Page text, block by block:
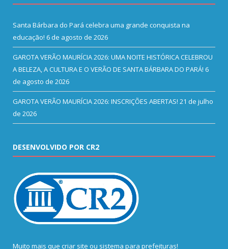
Santa Bárbara do Pará celebra uma grande conquista na
educação! 6 de agosto de 2026
GAROTA VERÃO MAURÍCIA 2026: UMA NOITE HISTÓRICA CELEBROU
A BELEZA, A CULTURA E O VERÃO DE SANTA BÁRBARA DO PARÁ! 6
de agosto de 2026
GAROTA VERÃO MAURÍCIA 2026: INSCRIÇÕES ABERTAS! 21 de julho
de 2026
DESENVOLVIDO POR CR2
Muito mais que criar site ou sistema para prefeituras!